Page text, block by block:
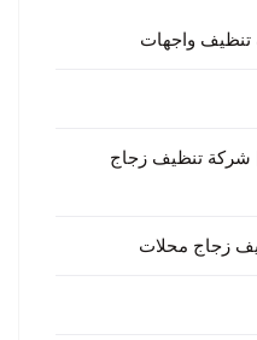
واجهات
شركة تنظيف زجاج
زجاج محلات